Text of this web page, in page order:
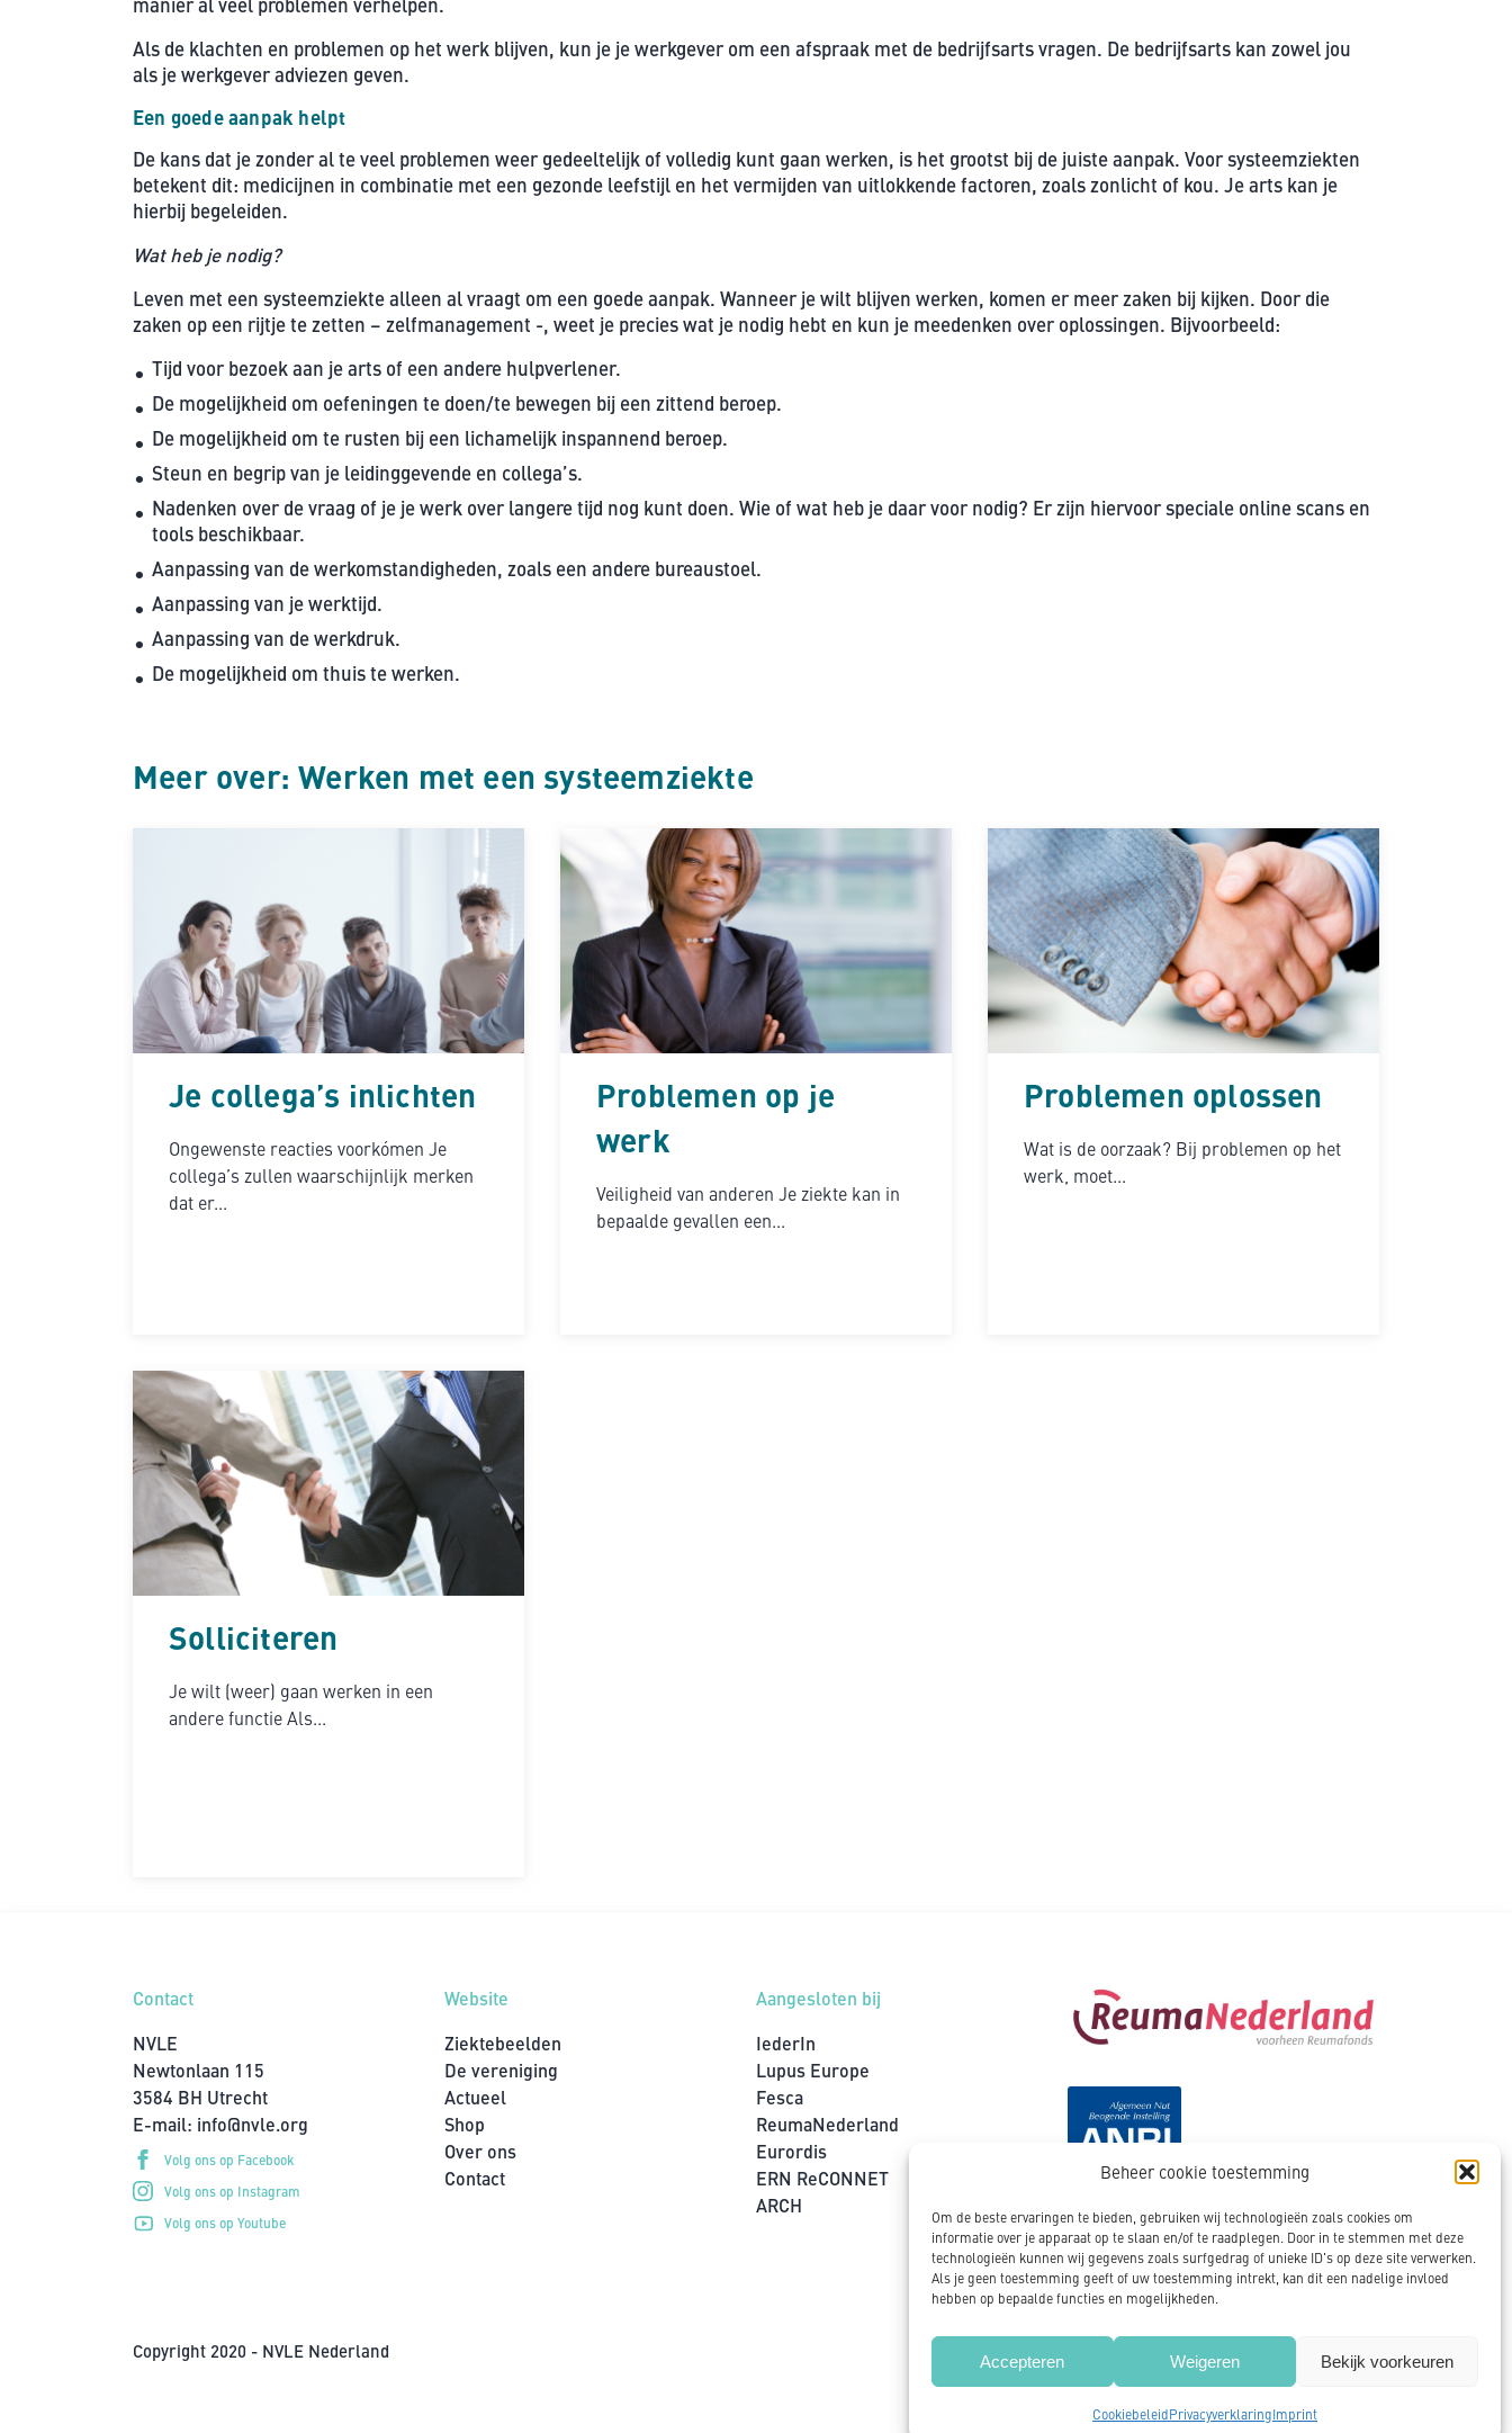
Beheer cookie toestemming
Om de beste ervaringen te bieden, gebruiken wij technologieën zoals cookies om
informatie over je apparaat op te slaan en/of te raadplegen. Door in te stemmen met deze
technologieën kunnen wij gegevens zoals surfgedrag of unieke ID's op deze site verwerken.
Als je geen toestemming geeft of uw toestemming intrekt, kan dit een nadelige invloed
hebben op bepaalde functies en mogelijkheden.
Accepteren Weigeren Bekijk voorkeuren
CookiebeleidPrivacyverklaringImprint
Als de klachten en problemen op het werk blijven, kun je je werkgever om een afspraak met de bedrijfsarts vragen. De bedrijfsarts kan zowel jou
als je werkgever adviezen geven.
Een goede aanpak helpt
De kans dat je zonder al te veel problemen weer gedeeltelijk of volledig kunt gaan werken, is het grootst bij de juiste aanpak. Voor systeemziekten
betekent dit: medicijnen in combinatie met een gezonde leefstijl en het vermijden van uitlokkende factoren, zoals zonlicht of kou. Je arts kan je
hierbij begeleiden.
Wat heb je nodig?
Leven met een systeemziekte alleen al vraagt om een goede aanpak. Wanneer je wilt blijven werken, komen er meer zaken bij kijken. Door die
zaken op een rijtje te zetten – zelfmanagement -, weet je precies wat je nodig hebt en kun je meedenken over oplossingen. Bijvoorbeeld:
Tijd voor bezoek aan je arts of een andere hulpverlener.
De mogelijkheid om oefeningen te doen/te bewegen bij een zittend beroep.
De mogelijkheid om te rusten bij een lichamelijk inspannend beroep.
Steun en begrip van je leidinggevende en collega’s.
Nadenken over de vraag of je je werk over langere tijd nog kunt doen. Wie of wat heb je daar voor nodig? Er zijn hiervoor speciale online scans en
tools beschikbaar.
Aanpassing van de werkomstandigheden, zoals een andere bureaustoel.
Aanpassing van je werktijd.
Aanpassing van de werkdruk.
De mogelijkheid om thuis te werken.
Meer over: Werken met een systeemziekte
Je collega’s inlichten
Ongewenste reacties voorkómen Je
collega’s zullen waarschijnlijk merken
dat er...
Problemen op je
werk
Veiligheid van anderen Je ziekte kan in
bepaalde gevallen een...
Problemen oplossen
Wat is de oorzaak? Bij problemen op het
werk, moet...
Solliciteren
Je wilt (weer) gaan werken in een
andere functie Als...
Contact
NVLE
Newtonlaan 115
3584 BH Utrecht
E-mail: info@nvle.org
Volg ons op Facebook
Volg ons op Instagram
Volg ons op Youtube
Website
Ziektebeelden
De vereniging
Actueel
Shop
Over ons
Contact
Aangesloten bij
IederIn
Lupus Europe
Fesca
ReumaNederland
Eurordis
ERN ReCONNET
ARCH
Copyright 2020 - NVLE Nederland Privacy policy Disclaimer